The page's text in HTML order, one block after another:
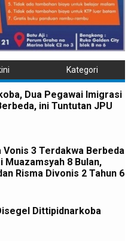
Kategori
Dua Pegawai Imigrasi
ini Tuntutan JPU
Vonis 3 Terdakwa Berbeda
Muazamsyah 8 Bulan,
Risma Divonis 2 Tahun 6
Dittipidnarkoba